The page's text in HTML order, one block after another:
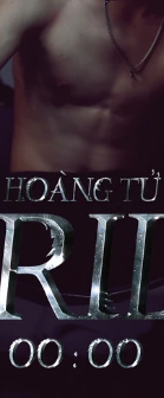
0908 780
RSS Tòa
Ngọc Toàn
trực: Hải Thành
Hiếu Dũng
Việt Hưng
Đức Trung
110/GP - BTTTT cấp
thuộc về Báo